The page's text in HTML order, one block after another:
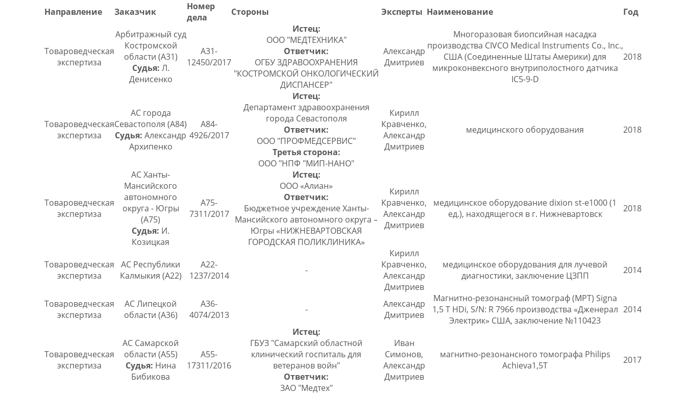
Направление Заказчик
Номер
дела
Стороны Эксперты Наименование Год
Товароведческая
экспертиза
Арбитражный суд
Костромской
области (А31)
Судья: Л.
Денисенко
А31-
12450/2017
Истец:
ООО "МЕДТЕХНИКА"
Ответчик:
ОГБУ ЗДРАВООХРАНЕНИЯ
"КОСТРОМСКОЙ ОНКОЛОГИЧЕСКИЙ
ДИСПАНСЕР"
Александр
Дмитриев
Многоразовая биопсийная насадка
производства CIVCO Medical Instruments Co., Inc.,
США (Соединенные Штаты Америки) для
микроконвексного внутриполостного датчика
IC5-9-D
2018
Товароведческая
экспертиза
АС города
Севастополя (А84)
Судья: Александр
Архипенко
А84-
4926/2017
Истец:
Департамент здравоохранения
города Севастополя
Ответчик:
ООО "ПРОФМЕДСЕРВИС"
Третья сторона:
ООО "НПФ "МИП-НАНО"
Кирилл
Кравченко,
Александр
Дмитриев
медицинского оборудования 2018
Товароведческая
экспертиза
АС Ханты-
Мансийского
автономного
округа - Югры
(А75)
Судья: И.
Козицкая
А75-
7311/2017
Истец:
ООО «Алиан»
Ответчик:
Бюджетное учреждение Ханты-
Мансийского автономного округа –
Югры «НИЖНЕВАРТОВСКАЯ
ГОРОДСКАЯ ПОЛИКЛИНИКА»
Кирилл
Кравченко,
Александр
Дмитриев
медицинское оборудование dixion st-e1000 (1
ед.), находящегося в г. Нижневартовск
2018
Товароведческая
экспертиза
АС Республики
Калмыкия (А22)
А22-
1237/2014
-
Кирилл
Кравченко,
Александр
Дмитриев
медицинское оборудования для лучевой
диагностики, заключение ЦЗПП
2014
Товароведческая
экспертиза
АС Липецкой
области (А36)
А36-
4074/2013
-
Александр
Дмитриев
Магнитно-резонансный томограф (МРТ) Signa
1,5 T HDi, S/N: R 7966 производства «Дженерал
Электрик» США, заключение №110423
2014
Товароведческая
экспертиза
АС Самарской
области (А55)
Судья: Нина
Бибикова
А55-
17311/2016
Истец:
ГБУЗ "Самарский областной
клинический госпиталь для
ветеранов войн"
Ответчик:
ЗАО "Медтех"
Иван
Симонов,
Александр
Дмитриев
магнитно-резонансного томографа Philips
Achieva1,5T
2017